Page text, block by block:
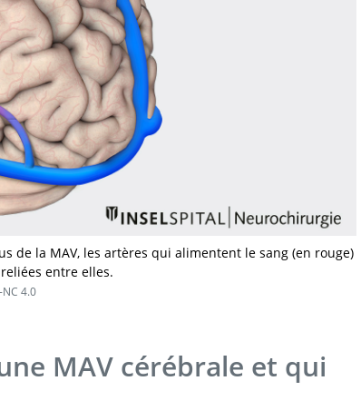
de la MAV, les artères qui alimentent le sang (en rouge)
entre elles.
4.0
MAV cérébrale et qui